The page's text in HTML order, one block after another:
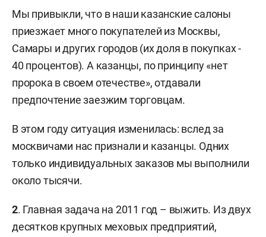
Мы привыкли, что в наши казанские салоны
приезжает много покупателей из Москвы,
Самары и других городов (их доля в покупках -
40 процентов). А казанцы, по принципу «нет
пророка в своем отечестве», отдавали
предпочтение заезжим торговцам.
В этом году ситуация изменилась: вслед за
москвичами нас признали и казанцы. Одних
только индивидуальных заказов мы выполнили
около тысячи.
2. Главная задача на 2011 год – выжить. Из двух
десятков крупных меховых предприятий,